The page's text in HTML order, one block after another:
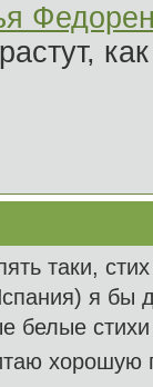
таки,
я бы
белые
хорошую